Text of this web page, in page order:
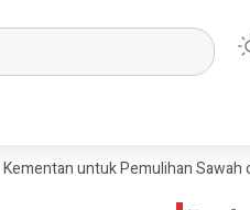
untuk Pemulihan Sawah dan